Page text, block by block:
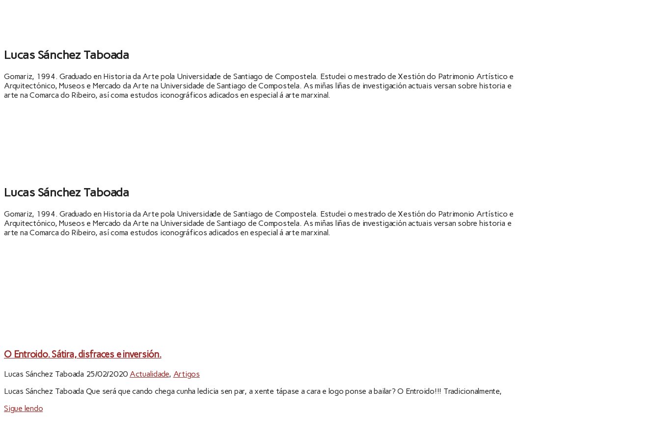
Lucas Sánchez Taboada
Gomariz, 1994. Graduado en Historia da Arte pola Universidade de Santiago de Compostela. Estudei o mestrado de Xestión do Patrimonio Artístico e
Arquitectónico, Museos e Mercado da Arte na Universidade de Santiago de Compostela. As miñas liñas de investigación actuais versan sobre historia e
arte na Comarca do Ribeiro, así coma estudos iconográficos adicados en especial á arte marxinal.
Lucas Sánchez Taboada
Gomariz, 1994. Graduado en Historia da Arte pola Universidade de Santiago de Compostela. Estudei o mestrado de Xestión do Patrimonio Artístico e
Arquitectónico, Museos e Mercado da Arte na Universidade de Santiago de Compostela. As miñas liñas de investigación actuais versan sobre historia e
arte na Comarca do Ribeiro, así coma estudos iconográficos adicados en especial á arte marxinal.
O Entroido. Sátira, disfraces e inversión.
Lucas Sánchez Taboada 25/02/2020 Actualidade, Artigos
Lucas Sánchez Taboada Que será que cando chega cunha ledicia sen par, a xente tápase a cara e logo ponse a bailar? O Entroido!!! Tradicionalmente,
Sigue lendo